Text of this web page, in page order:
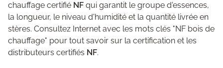
chauffage certifié NF qui garantit le groupe d'essences,
la longueur, le niveau d'humidité et la quantité livrée en
stères. Consultez Internet avec les mots clés "NF bois de
chauffage" pour tout savoir sur la certification et les
distributeurs certifiés NF.